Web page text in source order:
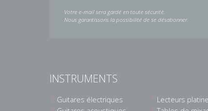
Votre e-mail sera gardé en toute sécurité.
Nous garantissons la possibilité de se désabonner.
INSTRUMENTS
Guitares électriques
Lecteurs